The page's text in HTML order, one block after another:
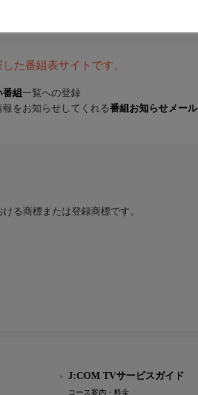
た番組表サイトです。
番組 一覧への登録
をお知らせしてくれる番組お知らせメール
る商標または登録商標です。
J:COM TVサービスガイド
コース案内・料金